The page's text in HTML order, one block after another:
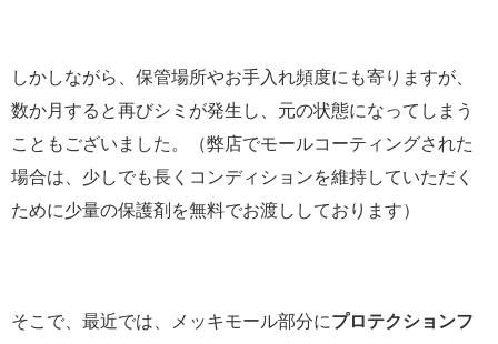
しかしながら、保管場所やお手入れ頻度にも寄りますが、
数か月すると再びシミが発生し、元の状態になってしまう
こともございました。（弊店でモールコーティングされた
場合は、少しでも長くコンディションを維持していただく
ために少量の保護剤を無料でお渡ししております）
そこで、最近では、メッキモール部分にプロテクションフ